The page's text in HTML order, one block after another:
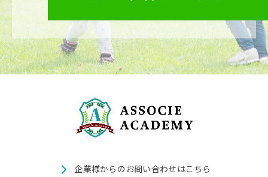
企業様からのお問い合わせはこちら